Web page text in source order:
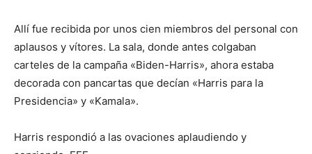
Allí fue recibida por unos cien miembros del personal con
aplausos y vítores. La sala, donde antes colgaban
carteles de la campaña «Biden-Harris», ahora estaba
decorada con pancartas que decían «Harris para la
Presidencia» y «Kamala».
Harris respondió a las ovaciones aplaudiendo y